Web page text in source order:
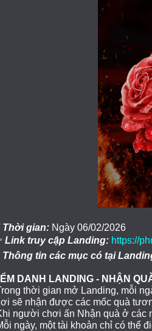
Thời gian: Ngày 06/02/2026
Link truy cập Landing: https://
Thông tin các mục có tại
DANH LANDING - NHẬN
thời gian mở Landing, mỗi
sẽ nhận được các mốc quà
người chơi ấn Nhận quà ở các
ngày, một tài khoản chỉ có thể